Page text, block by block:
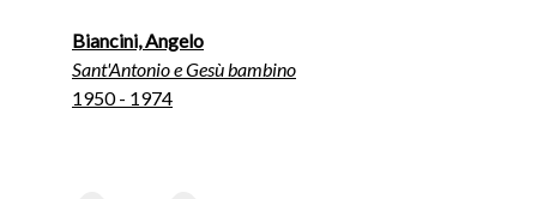
Biancini, Angelo
Sant'Antonio e Gesù bambino
1950 - 1974